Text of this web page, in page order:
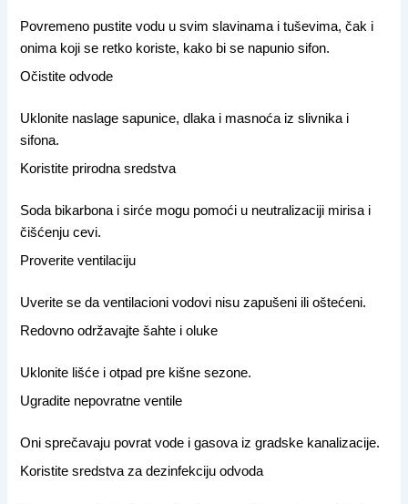
Povremeno pustite vodu u svim slavinama i tuševima, čak i
onima koji se retko koriste, kako bi se napunio sifon.
Očistite odvode
Uklonite naslage sapunice, dlaka i masnoća iz slivnika i
sifona.
Koristite prirodna sredstva
Soda bikarbona i sirće mogu pomoći u neutralizaciji mirisa i
čišćenju cevi.
Proverite ventilaciju
Uverite se da ventilacioni vodovi nisu zapušeni ili oštećeni.
Redovno održavajte šahte i oluke
Uklonite lišće i otpad pre kišne sezone.
Ugradite nepovratne ventile
Oni sprečavaju povrat vode i gasova iz gradske kanalizacije.
Koristite sredstva za dezinfekciju odvoda